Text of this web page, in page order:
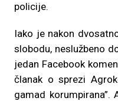
policije.
Iako je nakon
slobodu, neslužbeno
jedan Facebook
članak o sprezi
gamad